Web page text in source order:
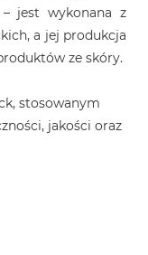
jest wykonana z
a jej produkcja
ze skóry.
stosowanym
jakości oraz